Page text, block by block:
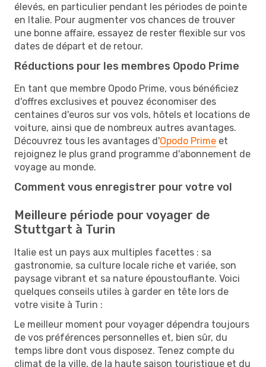
élevés, en particulier pendant les périodes de pointe
en Italie. Pour augmenter vos chances de trouver
une bonne affaire, essayez de rester flexible sur vos
dates de départ et de retour.
Réductions pour les membres Opodo Prime
En tant que membre Opodo Prime, vous bénéficiez
d'offres exclusives et pouvez économiser des
centaines d'euros sur vos vols, hôtels et locations de
voiture, ainsi que de nombreux autres avantages.
Découvrez tous les avantages d'Opodo Prime et
rejoignez le plus grand programme d'abonnement de
voyage au monde.
Comment vous enregistrer pour votre vol
Meilleure période pour voyager de
Stuttgart à Turin
Italie est un pays aux multiples facettes : sa
gastronomie, sa culture locale riche et variée, son
paysage vibrant et sa nature époustouflante. Voici
quelques conseils utiles à garder en tête lors de
votre visite à Turin :
Le meilleur moment pour voyager dépendra toujours
de vos préférences personnelles et, bien sûr, du
temps libre dont vous disposez. Tenez compte du
climat de la ville, de la haute saison touristique et du